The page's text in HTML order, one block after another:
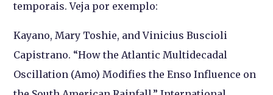
temporais. Veja por exemplo:
Kayano, Mary Toshie, and Vinicius Buscioli
Capistrano. “How the Atlantic Multidecadal
Oscillation (Amo) Modifies the Enso Influence on